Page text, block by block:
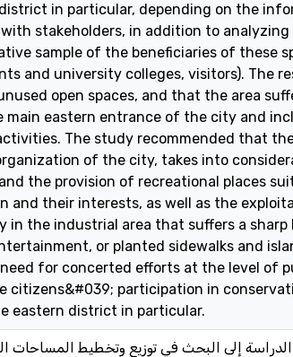
in particular, depending on the
stakeholders, in addition to
sample of the beneficiaries of these
and university colleges, visitors). The
open spaces, and that the area
main eastern entrance of the city and
The study recommended that
of the city, takes into
the provision of recreational places
and their interests, as well as the
in the industrial area that suffers a sharp
or planted sidewalks and
for concerted efforts at the level of
citizens&#039; participation in
eastern district in particular.
إلى البحث في توزيع وتخطيط